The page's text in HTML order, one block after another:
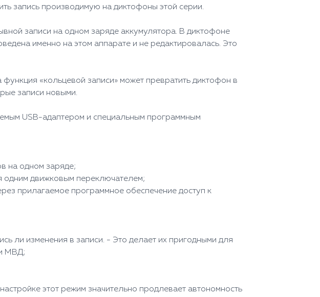
запись производимую на диктофоны этой серии.
записи на одном заряде аккумулятора. В диктофоне
именно на этом аппарате и не редактировалась. Это
«кольцевой записи» может превратить диктофон в
записи новыми.
USB-адаптером и специальным программным
на одном заряде;
одним движковым переключателем;
прилагаемое программное обеспечение доступ к
ли изменения в записи. - Это делает их пригодными для
МВД;
этот режим значительно продлевает автономность